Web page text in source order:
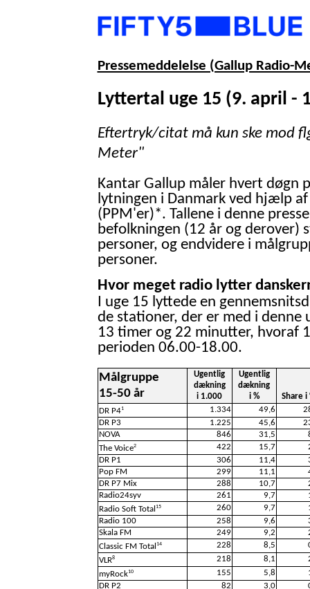
Pressemeddelelse (Gallup Radio-
Lyttertal uge 15 (9. april -
Eftertryk/citat må kun ske mod
Meter"
Kantar Gallup måler hvert døgn
lytningen i Danmark ved hjælp
(PPM'er)*. Tallene i denne
befolkningen (12 år og derover)
personer, og endvidere i
personer.
Hvor meget radio lytter
I uge 15 lyttede en
de stationer, der er med i denne
13 timer og 22 minutter, hvoraf
perioden 06.00-18.00.
Målgruppe
15-50 år
Ugentlig
dækning
i 1.000
Ugentlig
dækning
i %
Share i
DR P41 1.334 49,6
DR P3
1.225 45,6
NOVA
846 31,5
The Voice2 422 15,7
DR P1
306 11,4
Pop FM
299 11,1
DR P7 Mix
288 10,7
Radio24syv
261 9,7
Radio Soft Total 15 260 9,7
Radio 100
258 9,6
Skala FM
249 9,2
Classic FM Total 14 228 8,5
VLR8 218 8,1
myRock10 155 5,8
DR P2
82 3,0